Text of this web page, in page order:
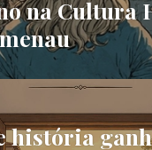
na Cultura
história